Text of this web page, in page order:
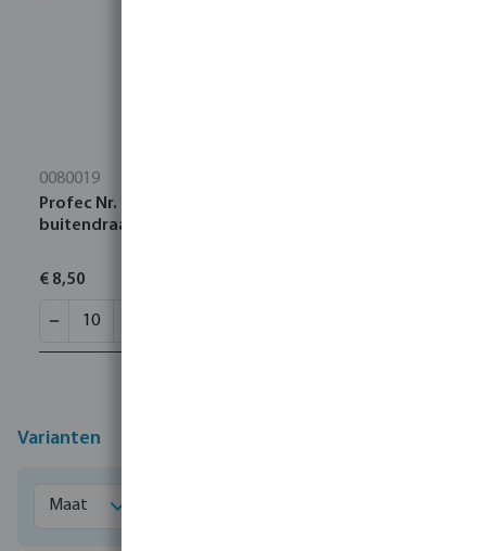
0080019
Profec Nr. 92 Knie 90° RVS 316 3/4" binnendraad x
buitendraad 16bar
€ 8,50
Varianten